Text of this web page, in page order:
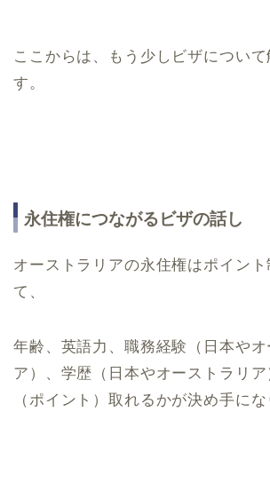
ここからは、もう少しビザについて
す。
永住権につながるビザの話し
オーストラリアの永住権はポイン
て、
年齢、英語力、職務経験（日本やオ
ア）、学歴（日本やオーストラリ
（ポイント）取れるかが決め手にな